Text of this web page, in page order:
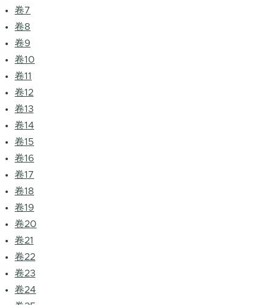
卷7
卷8
卷9
卷10
卷11
卷12
卷13
卷14
卷15
卷16
卷17
卷18
卷19
卷20
卷21
卷22
卷23
卷24